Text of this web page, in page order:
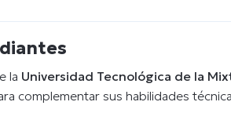
la Universidad Tecnológica de la
complementar sus habilidades